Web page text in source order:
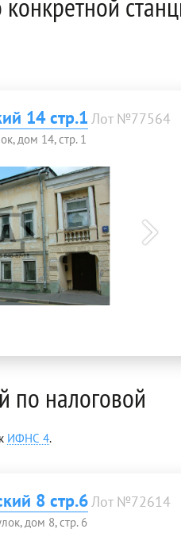
14 стр.1 Лот №77564
дом 14, стр. 1
по налоговой
ИФНС 4.
8 стр.6 Лот №72614
дом 8, стр. 6